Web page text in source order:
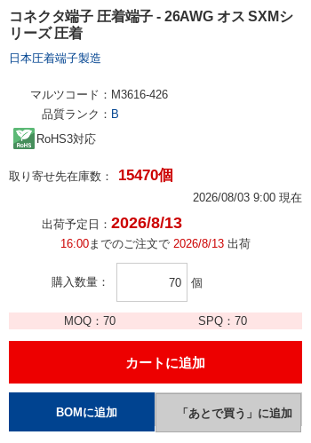
コネクタ端子 圧着端子 - 26AWG オス SXMシ
リーズ 圧着
日本圧着端子製造
マルツコード： M3616-426
品質ランク： B
RoHS3対応
取り寄せ先在庫数： 15470個
2026/08/03 9:00 現在
出荷予定日： 2026/8/13
16:00までのご注文で 2026/8/13 出荷
購入数量 個
MOQ： 70 SPQ：70